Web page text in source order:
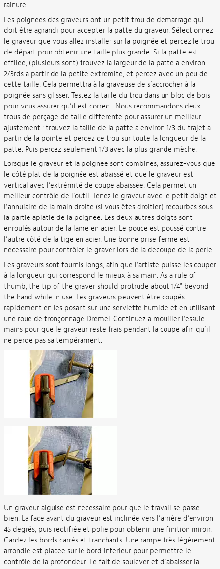
rainuré.
Les poignées des graveurs ont un petit trou de démarrage qui
doit être agrandi pour accepter la patte du graveur. Sélectionnez
le graveur que vous allez installer sur la poignée et percez le trou
de départ pour obtenir une taille plus grande. Si la patte est
effilée, (plusieurs sont) trouvez la largeur de la patte à environ
2/3rds à partir de la petite extrémité, et percez avec un peu de
cette taille. Cela permettra à la graveuse de s’accrocher à la
poignée sans glisser. Testez la taille du trou dans un bloc de bois
pour vous assurer qu’il est correct. Nous recommandons deux
trous de perçage de taille différente pour assurer un meilleur
ajustement : trouvez la taille de la patte à environ 1/3 du trajet à
partir de la pointe et percez ce trou sur toute la longueur de la
patte. Puis percez seulement 1/3 avec la plus grande mèche.
Lorsque le graveur et la poignée sont combinés, assurez-vous que
le côté plat de la poignée est abaissé et que le graveur est
vertical avec l’extrémité de coupe abaissée. Cela permet un
meilleur contrôle de l’outil. Tenez le graveur avec le petit doigt et
l’annulaire de la main droite (si vous êtes droitier) recourbés sous
la partie aplatie de la poignée. Les deux autres doigts sont
enroulés autour de la lame en acier. Le pouce est poussé contre
l’autre côté de la tige en acier. Une bonne prise ferme est
nécessaire pour contrôler le graver lors de la découpe de la perle.
Les graveurs sont fournis longs, afin que l’artiste puisse les couper
à la longueur qui correspond le mieux à sa main. As a rule of
thumb, the tip of the graver should protrude about 1/4" beyond
the hand while in use. Les graveurs peuvent être coupés
rapidement en les posant sur une serviette humide et en utilisant
une roue de tronçonnage Dremel. Continuez à mouiller l’essuie-
mains pour que le graveur reste frais pendant la coupe afin qu’il
ne perde pas sa tempérament.
Un graveur aiguisé est nécessaire pour que le travail se passe
bien. La face avant du graveur est inclinée vers l’arrière d’environ
45 degrés, puis rectifiée et polie pour obtenir une finition miroir.
Gardez les bords carrés et tranchants. Une rampe très légèrement
arrondie est placée sur le bord inférieur pour permettre le
contrôle de la profondeur. Le fait de soulever et d’abaisser la